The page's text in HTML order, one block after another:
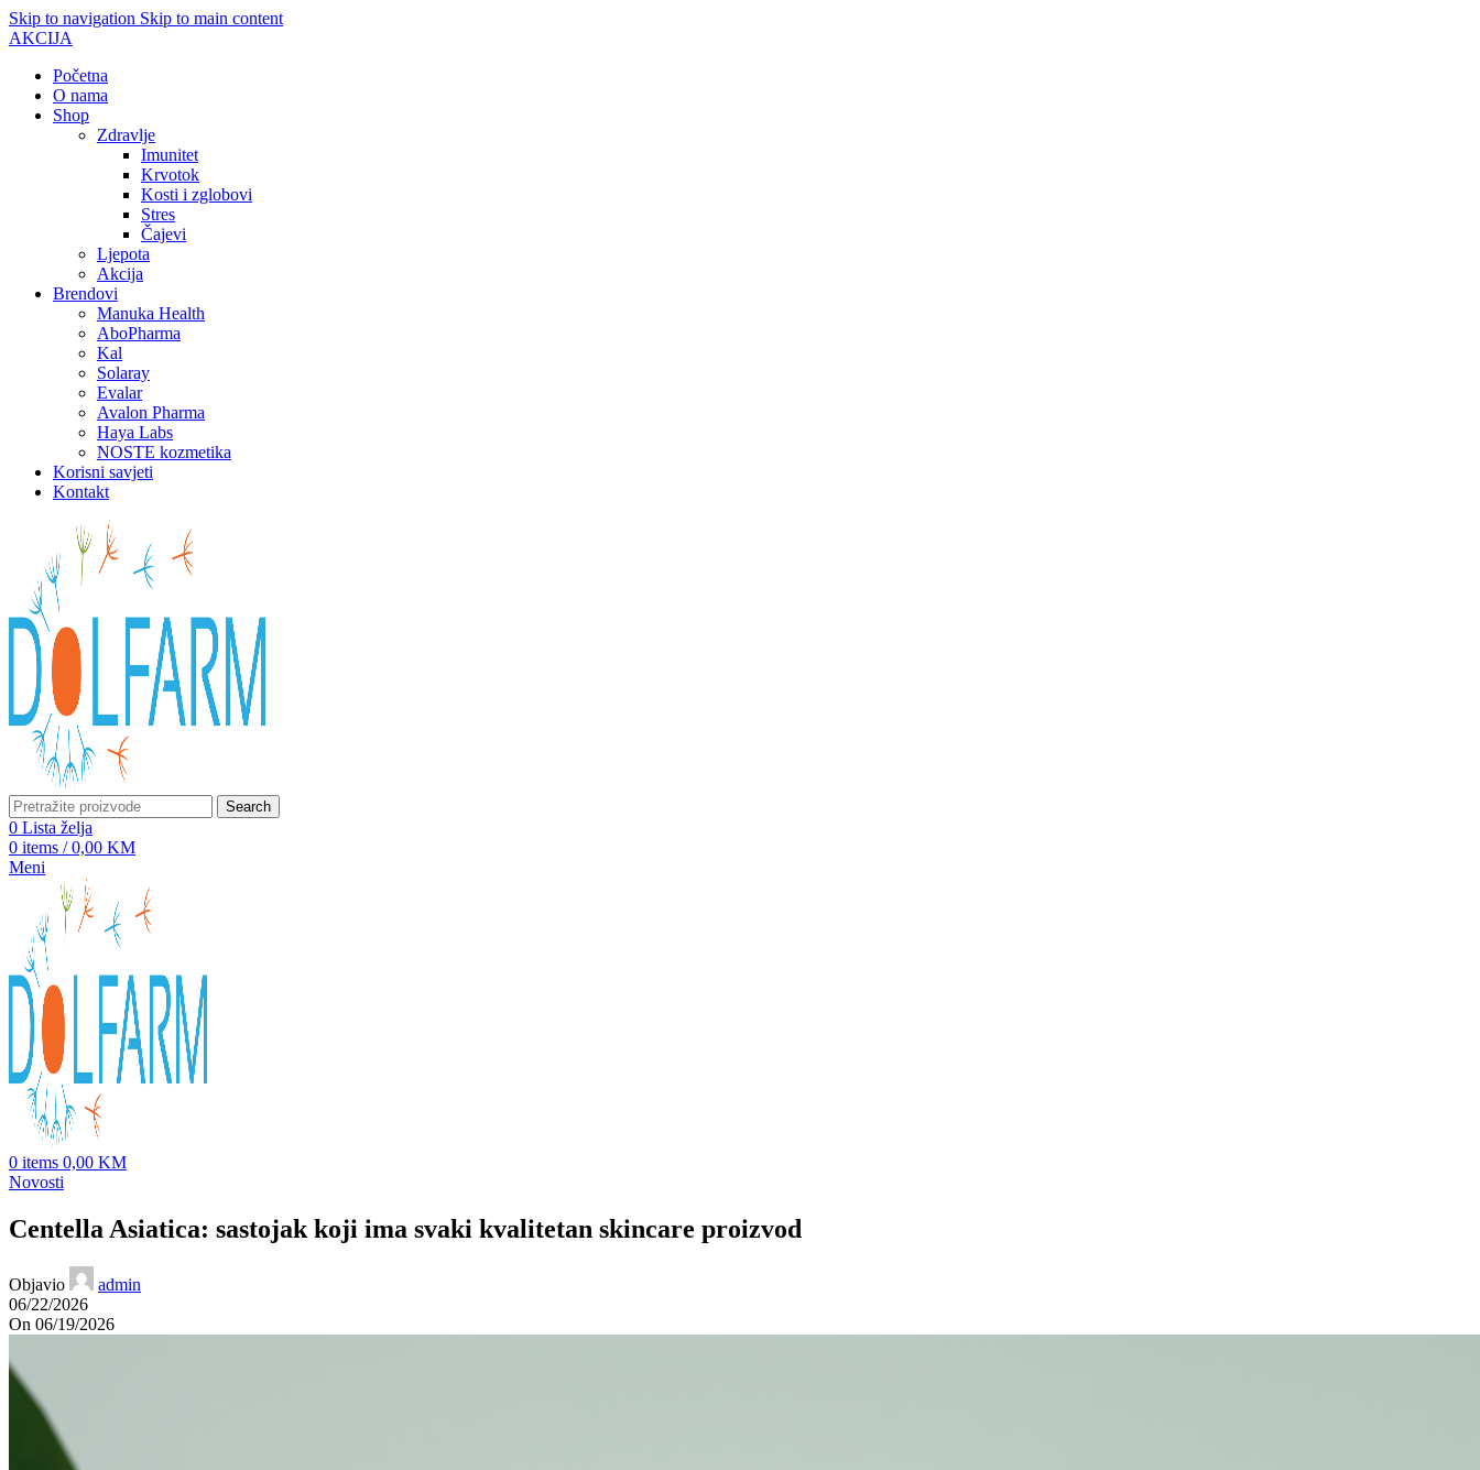
Skip to navigation Skip to main content
AKCIJA
Početna
O nama
Shop
Zdravlje
Imunitet
Krvotok
Kosti i zglobovi
Stres
Čajevi
Ljepota
Akcija
Brendovi
Manuka Health
AboPharma
Kal
Solaray
Evalar
Avalon Pharma
Haya Labs
NOSTE kozmetika
Korisni savjeti
Kontakt
Search
0 Lista želja
0 items / 0,00 KM
Meni
0 items 0,00 KM
Novosti
Centella Asiatica: sastojak koji ima svaki kvalitetan skincare proizvod
Objavio
admin
06/22/2026
On 06/19/2026